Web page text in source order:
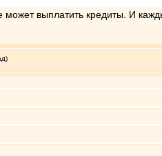
выплатить кредиты. И